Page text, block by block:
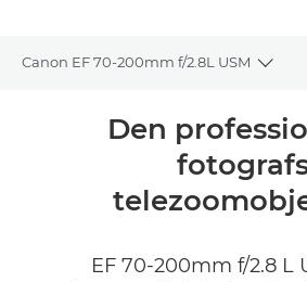
Canon EF 70-200mm f/2.8L USM
Den
EF 70-200mm f/2.8 L